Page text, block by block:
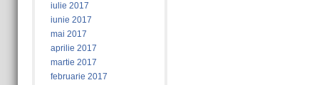
iulie 2017
iunie 2017
mai 2017
aprilie 2017
martie 2017
februarie 2017